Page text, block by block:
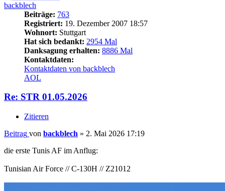
backblech
Beiträge: 763
Registriert: 19. Dezember 2007 18:57
Wohnort: Stuttgart
Hat sich bedankt: 2954 Mal
Danksagung erhalten: 8886 Mal
Kontaktdaten:
Kontaktdaten von backblech
AOL
Re: STR 01.05.2026
Zitieren
Beitrag von backblech » 2. Mai 2026 17:19
die erste Tunis AF im Anflug:
Tunisian Air Force // C-130H // Z21012